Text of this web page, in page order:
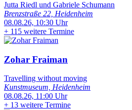
Jutta Riedl und Gabriele Schumann
Brenzstraße 22, Heidenheim
08.08.26, 10:30 Uhr
+ 115 weitere Termine
Zohar Fraiman
Travelling without moving
Kunstmuseum, Heidenheim
08.08.26, 11:00 Uhr
+ 13 weitere Termine